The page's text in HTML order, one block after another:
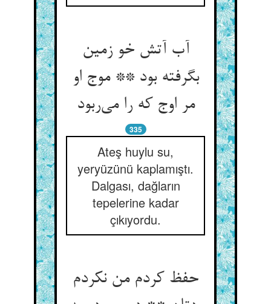
آب آتش خو زمین
بگرفته بود ** موج او
مر اوج که را می‌ربود
335
Ateş huylu su,
yeryüzünü kaplamıştı.
Dalgası, dağların
tepelerine kadar
çıkıyordu.
حفظ کردم من نکردم